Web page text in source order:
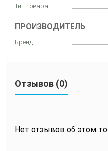
Тип товара
ПРОИЗВОДИТЕЛЬ
Бренд
Отзывов (0)
Нет отзывов об этом